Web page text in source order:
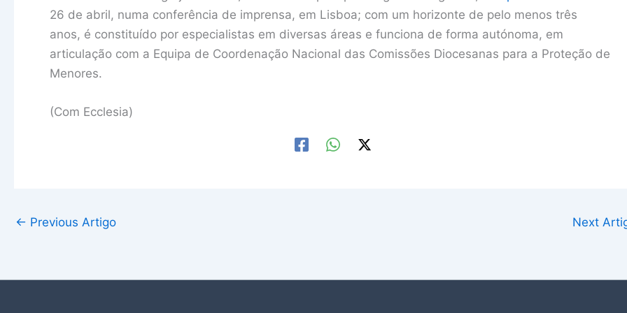
26 de abril, numa conferência de imprensa, em Lisboa; com um horizonte de pelo menos três
anos, é constituído por especialistas em diversas áreas e funciona de forma autónoma, em
articulação com a Equipa de Coordenação Nacional das Comissões Diocesanas para a Proteção de
Menores.
(Com Ecclesia)
← Previous Artigo Next